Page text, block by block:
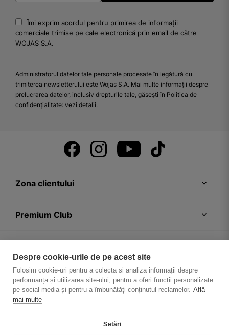
Îmi exprim acordul pentru primirea de informații
comerciale trimise pe cale electronică prin email de către
WOJAS S.A.
Administratorul datelor tale personale procesate în legătură cu
trimiterea newsletterului este Wojas S.A. Mai multe informații despre
prelucrarea datelor, inclusiv drepturile tale, găsești în Politica de
confidențialitate: vezi detalii.
Zona clientului
Premium Club
Despre firmă
Despre cookie-urile de pe acest site
Folosim cookie-uri pentru a colecta si analiza informații despre
performanța și utilizarea site-ului, pentru a oferi funcții personalizate
pe social media și pentru a îmbunătăți conținutul reclamelor. Află
mai multe
Setări